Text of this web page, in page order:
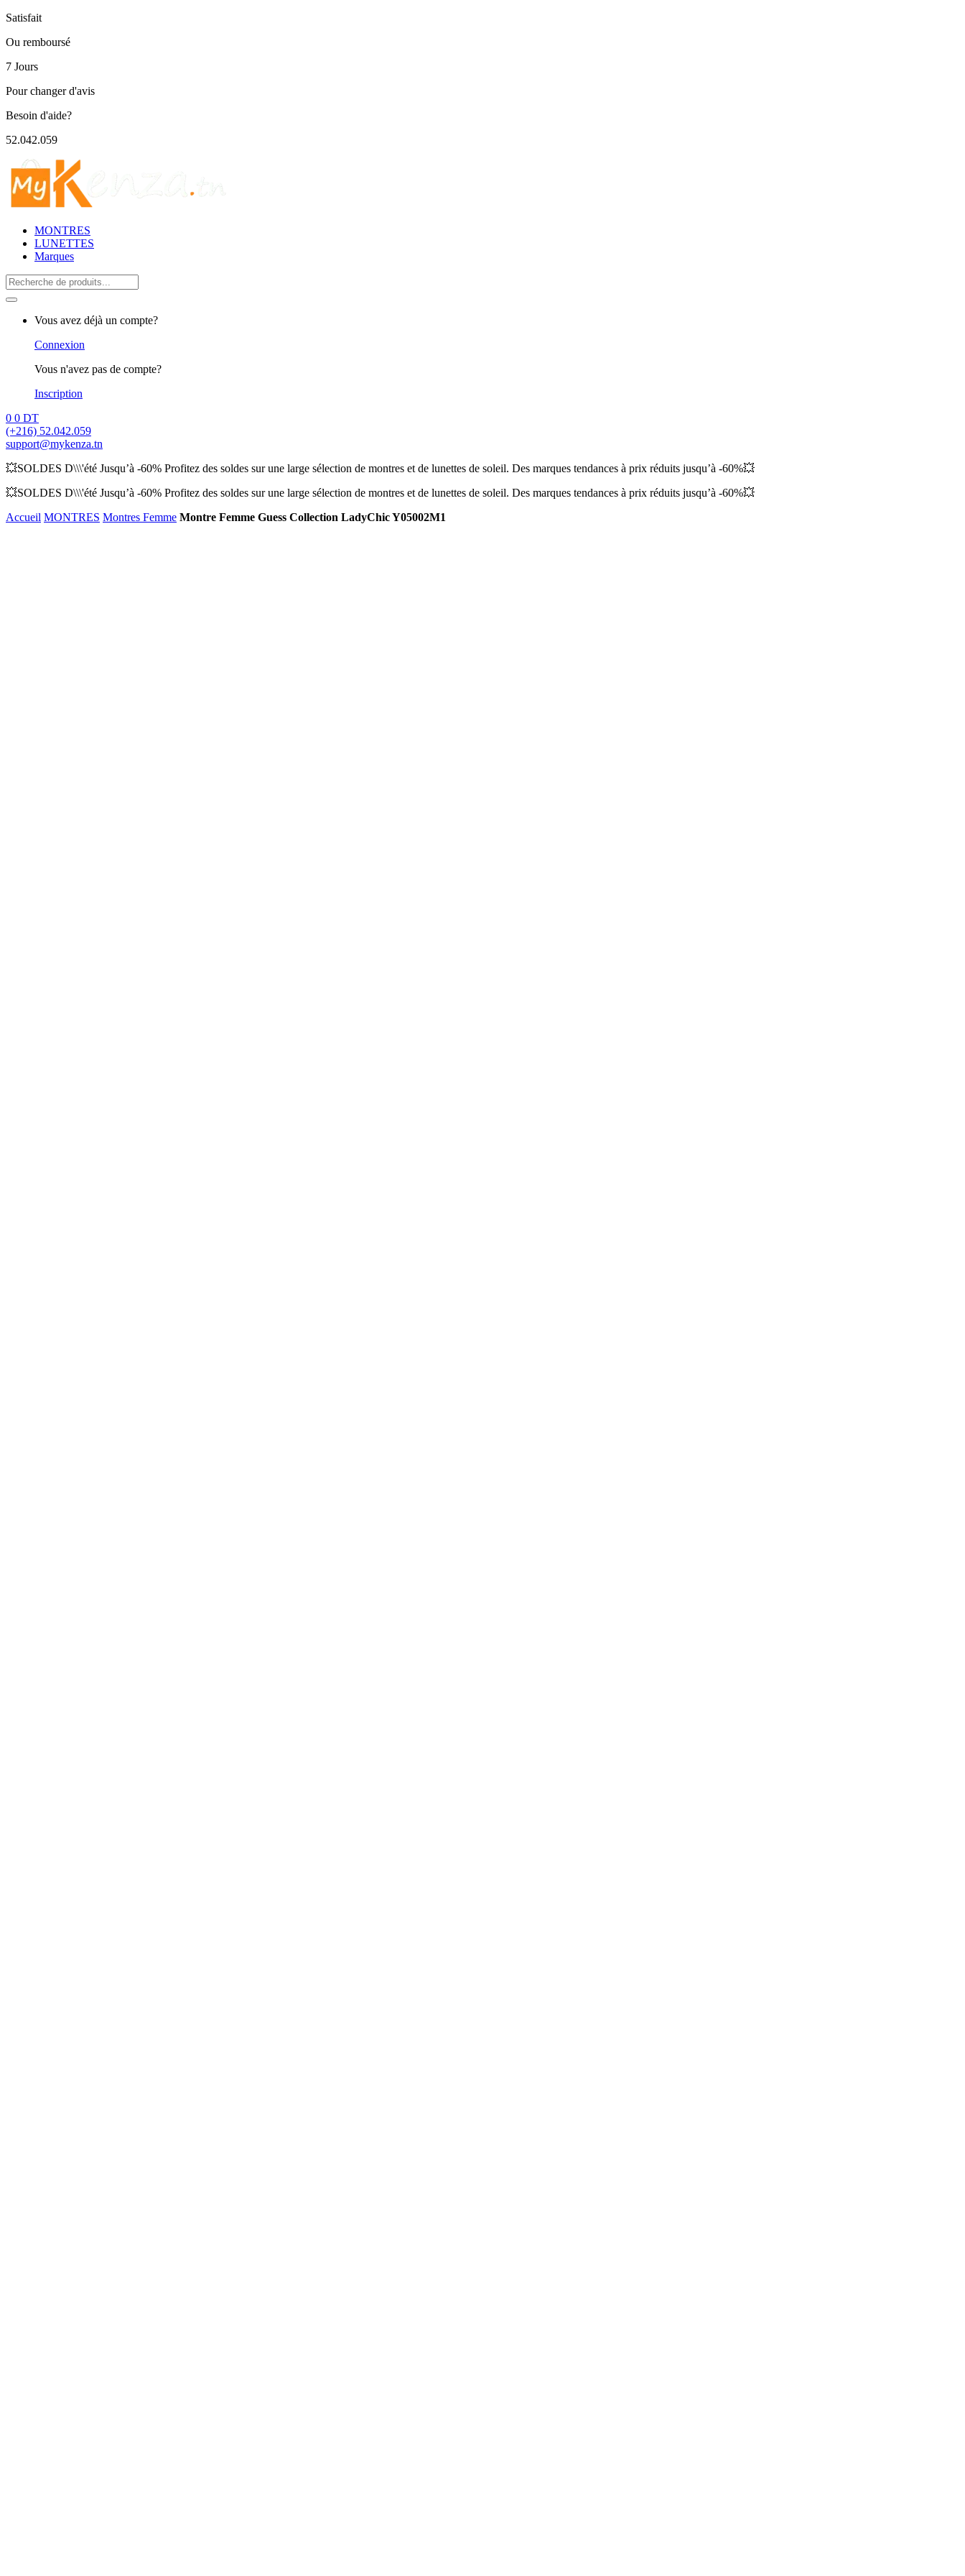
Satisfait
Ou remboursé
7 Jours
Pour changer d'avis
Besoin d'aide?
52.042.059
MONTRES
LUNETTES
Marques
Search
for:
Vous avez déjà un compte?
Connexion
Vous n'avez pas de compte?
Inscription
0 0 DT
(+216) 52.042.059
support@mykenza.tn
💥SOLDES D\\\'été Jusqu’à -60% Profitez des soldes sur une large sélection de montres et de lunettes de soleil. Des marques tendances à prix réduits jusqu’à -60%💥
💥SOLDES D\\\'été Jusqu’à -60% Profitez des soldes sur une large sélection de montres et de lunettes de soleil. Des marques tendances à prix réduits jusqu’à -60%💥
Accueil MONTRES Montres Femme Montre Femme Guess Collection LadyChic Y05002M1